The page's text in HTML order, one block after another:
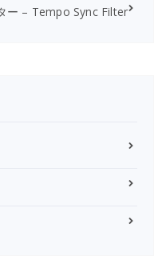
ー – Tempo Sync Filter